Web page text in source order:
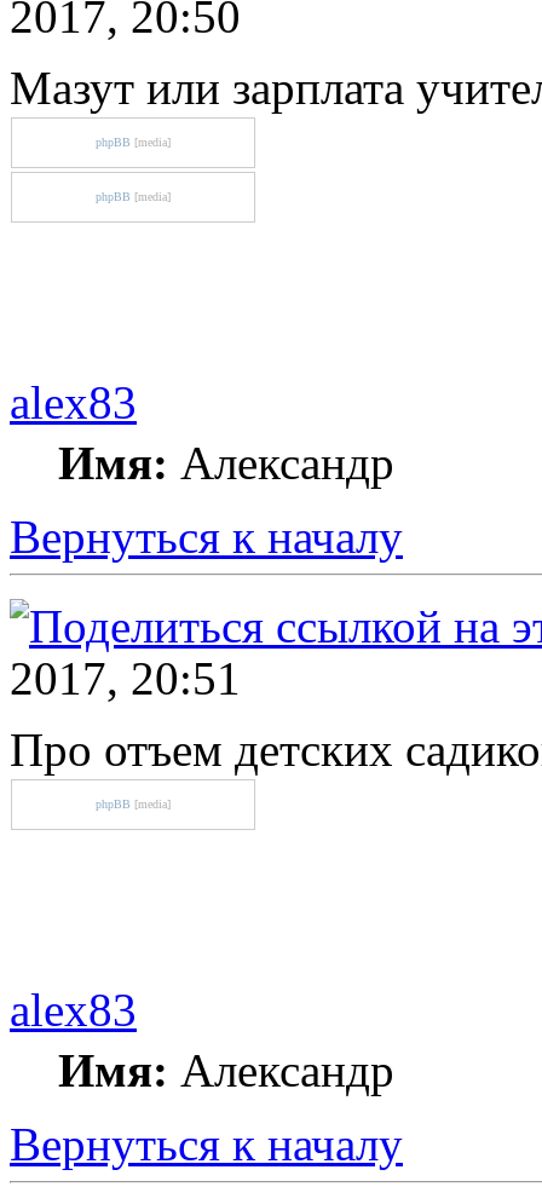
2017, 20:50
Мазут или зарплата
phpBB [media]
phpBB [media]
alex83
Имя: Александр
Вернуться к началу
2017, 20:51
Про отъем детских
phpBB [media]
alex83
Имя: Александр
Вернуться к началу